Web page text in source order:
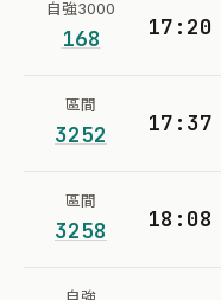
自強3000
168 17:20
區間
3252 17:37
區間
3258 18:08